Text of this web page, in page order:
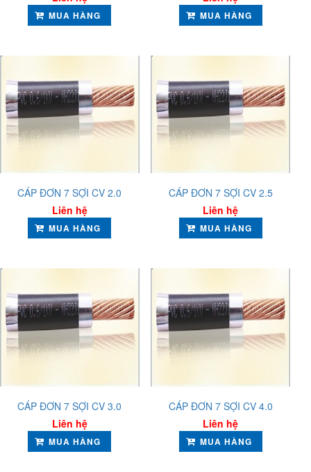
MUA HÀNG MUA HÀNG
CÁP ĐƠN 7 SỢI CV 2.0
Liên hệ
MUA HÀNG
CÁP ĐƠN 7 SỢI CV 2.5
Liên hệ
MUA HÀNG
CÁP ĐƠN 7 SỢI CV 3.0
Liên hệ
MUA HÀNG
CÁP ĐƠN 7 SỢI CV 4.0
Liên hệ
MUA HÀNG